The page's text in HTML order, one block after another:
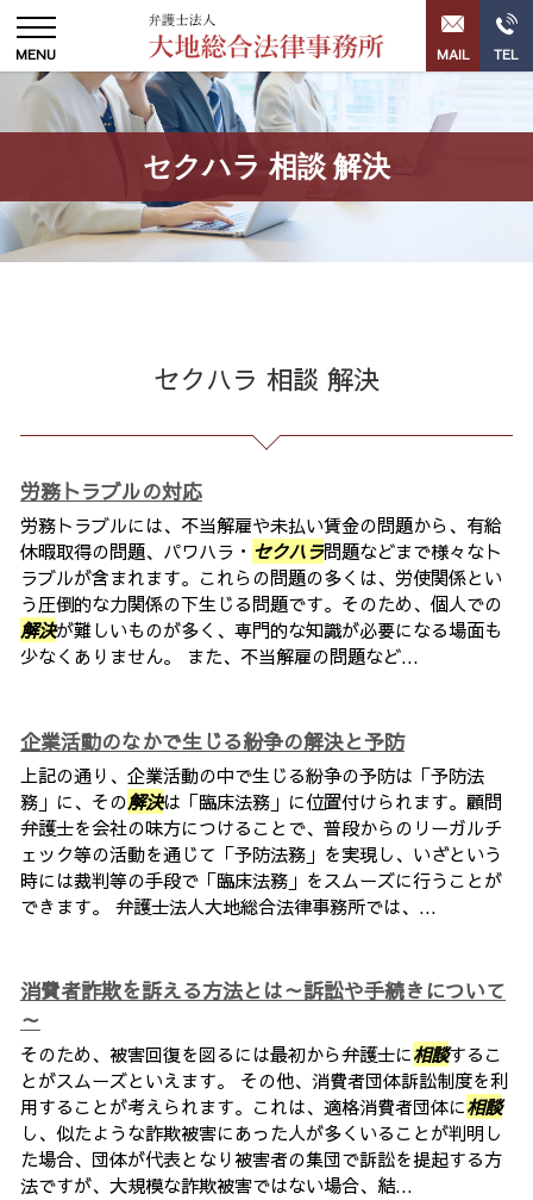
セクハラ 相談 解決
セクハラ 相談 解決
労務トラブルの対応
労務トラブルには、不当解雇や未払い賃金の問題から、有給
休暇取得の問題、パワハラ・ セクハラ問題などまで様々なト
ラブルが含まれます。これらの問題の多くは、労使関係とい
う圧倒的な力関係の下生じる問題です。そのため、個人での
解決が難しいものが多く、専門的な知識が必要になる場面も
少なくありません。 また、不当解雇の問題など...
企業活動のなかで生じる紛争の解決と予防
上記の通り、企業活動の中で生じる紛争の予防は「予防法
務」に、その解決は「臨床法務」に位置付けられます。顧問
弁護士を会社の味方につけることで、普段からのリーガルチ
ェック等の活動を通じて「予防法務」を実現し、いざという
時には裁判等の手段で「臨床法務」をスムーズに行うことが
できます。 弁護士法人大地総合法律事務所では、...
消費者詐欺を訴える方法とは～訴訟や手続きについて
～
そのため、被害回復を図るには最初から弁護士に相談するこ
とがスムーズといえます。 その他、消費者団体訴訟制度を利
用することが考えられます。これは、適格消費者団体に相談
し、似たような詐欺被害にあった人が多くいることが判明し
た場合、団体が代表となり被害者の集団で訴訟を提起する方
法ですが、大規模な詐欺被害ではない場合、結...